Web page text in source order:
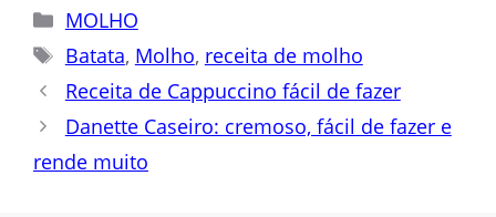
Categorias
MOLHO
Tags
Batata, Molho, receita de molho
Receita de Cappuccino fácil de fazer
Danette Caseiro: cremoso, fácil de fazer e
rende muito